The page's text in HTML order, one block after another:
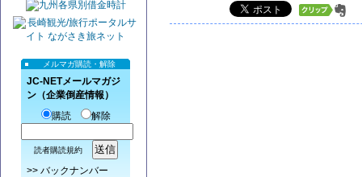
メルマガ購読・解除
JC-NETメールマガジ
ン（企業倒産情報）
購読
解除
読者購読規約
>> バックナンバー